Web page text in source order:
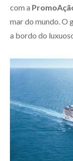
com a
mar do mundo. O
a bordo do